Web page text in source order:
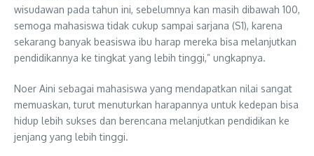
wisudawan pada tahun ini, sebelumnya kan masih dibawah 100,
semoga mahasiswa tidak cukup sampai sarjana (S1), karena
sekarang banyak beasiswa ibu harap mereka bisa melanjutkan
pendidikannya ke tingkat yang lebih tinggi,” ungkapnya.
Noer Aini sebagai mahasiswa yang mendapatkan nilai sangat
memuaskan, turut menuturkan harapannya untuk kedepan bisa
hidup lebih sukses dan berencana melanjutkan pendidikan ke
jenjang yang lebih tinggi.